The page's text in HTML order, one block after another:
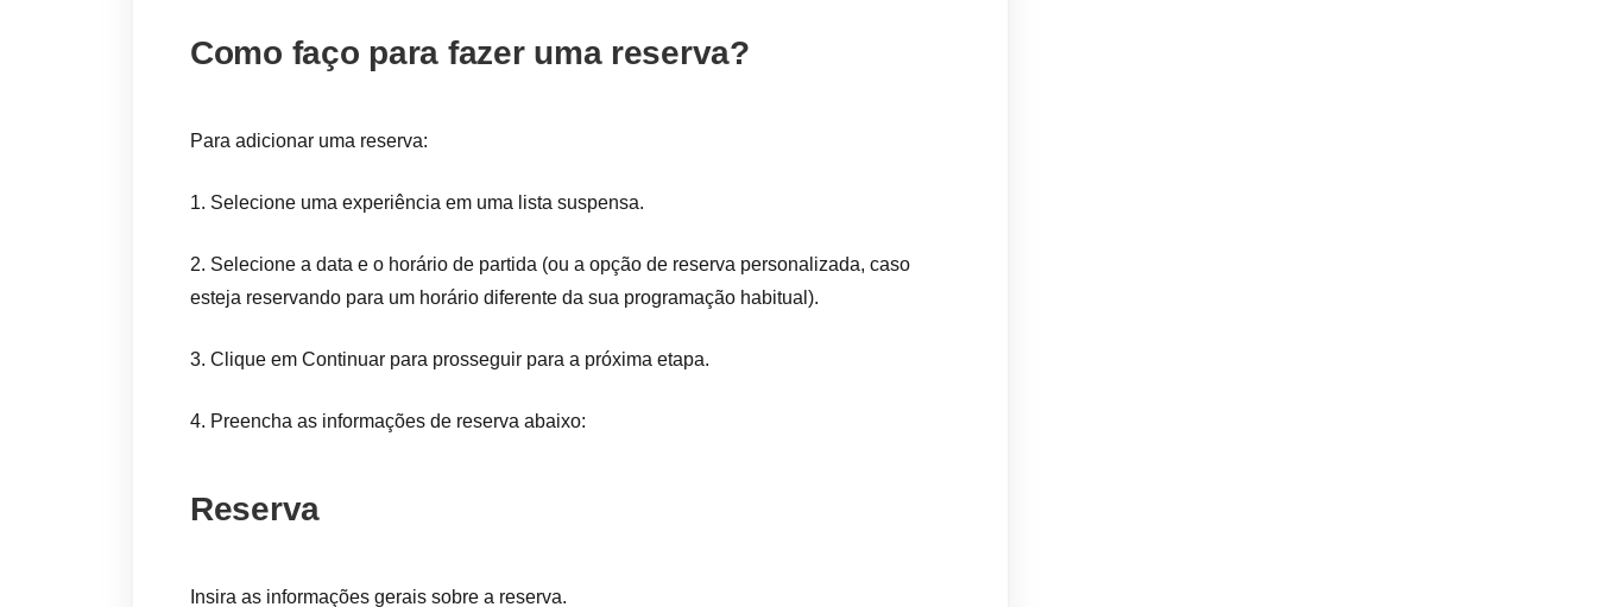
Como faço para fazer uma reserva?
Para adicionar uma reserva:
1. Selecione uma experiência em uma lista suspensa.
2. Selecione a data e o horário de partida (ou a opção de reserva personalizada, caso
esteja reservando para um horário diferente da sua programação habitual).
3. Clique em Continuar para prosseguir para a próxima etapa.
4. Preencha as informações de reserva abaixo:
Reserva
Insira as informações gerais sobre a reserva.